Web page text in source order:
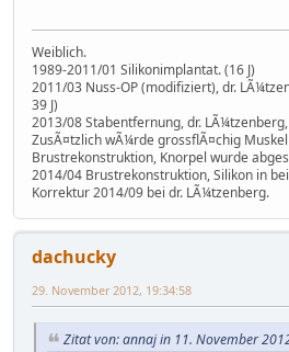
Weiblich.
1989-2011/01 Silikonimplantat. (16 J)
2011/03 Nuss-OP (modifiziert), dr.
39 J)
2013/08 Stabentfernung, dr.
ZusÃ¤tzlich wÃ¼rde grossflÃ¤chig
Brustrekonstruktion, Knorpel wurde
2014/04 Brustrekonstruktion, Silikon in
Korrektur 2014/09 bei dr. LÃ¼tzenberg.
dachucky
29. November 2012, 19:34:58
Zitat von: annaj in 11. November